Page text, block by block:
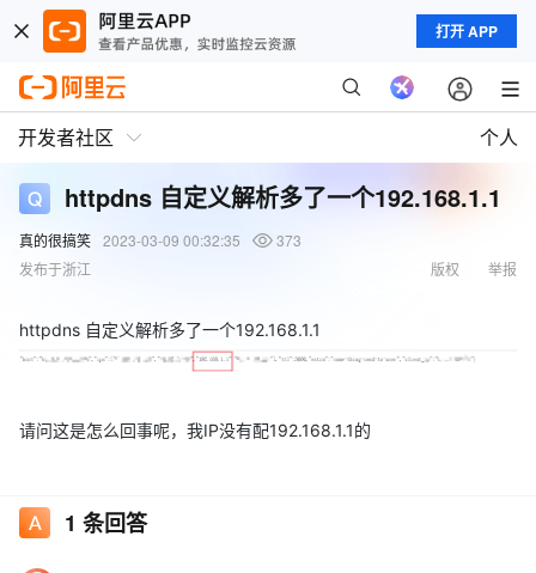
打开 APP
开发者社区 个人
httpdns 自定义解析多了一个192.168.1.1
真的很搞笑 2023-03-09 00:32:35
373
发布于浙江
举报
版权
httpdns 自定义解析多了一个192.168.1.1
请问这是怎么回事呢，我IP没有配192.168.1.1的
1 条回答